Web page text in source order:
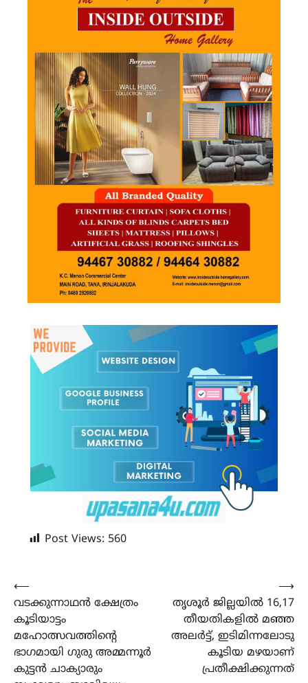
Post Views: 560
Post
navigation
⟵
വടക്കുന്നാഥൻ ക്ഷേത്രം
കൂടിയാട്ടം
മഹോത്സവത്തിന്റെ
ഭാഗമായി ഗുരു അമ്മന്നൂർ
കുട്ടൻ ചാക്യാരും
തൃശൂർ ജില്ലയിൽ 16,17
തീയതികളിൽ മഞ്ഞ
അലർട്ട്, ഇടിമിന്നലോടു
കൂടിയ മഴയാണ്
പ്രതീക്ഷിക്കുന്നത്
⟶